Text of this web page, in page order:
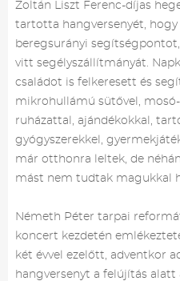
Zoltán Liszt Ferenc-díjas
tartotta hangversenyét,
beregsurányi
vitt segélyszállítmányát.
családot is felkeresett és
mikrohullámú sütővel,
ruházattal, ajándékokkal,
gyógyszerekkel,
már otthonra leltek, de
mást nem tudtak magukkal
Németh Péter tarpai
koncert kezdetén
két évvel ezelőtt, adventkor
hangversenyt a felújítás